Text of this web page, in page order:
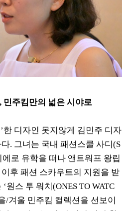
민주킴만의 넓은 시야로
한 디자인 못지않게 김민주 디자
. 그녀는 국내 패션스쿨 사디(S
로 유학을 떠나 앤트워프 왕립
후 패션 스카우트의 지원을 받
원스 투 워치(ONES TO WATC
/겨울 민주킴 컬렉션을 선보이